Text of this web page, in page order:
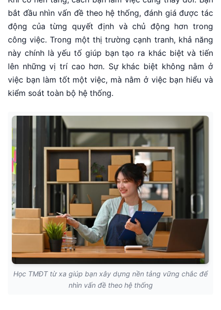
bắt đầu nhìn vấn đề theo hệ thống, đánh giá được tác
động của từng quyết định và chủ động hơn trong
công việc. Trong một thị trường cạnh tranh, khả năng
này chính là yếu tố giúp bạn tạo ra khác biệt và tiến
lên những vị trí cao hơn. Sự khác biệt không nằm ở
việc bạn làm tốt một việc, mà nằm ở việc bạn hiểu và
kiểm soát toàn bộ hệ thống.
Học TMĐT từ xa giúp bạn xây dựng nền tảng vững chắc để
nhìn vấn đề theo hệ thống